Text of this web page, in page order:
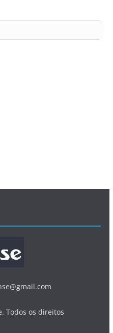
Todos os direitos